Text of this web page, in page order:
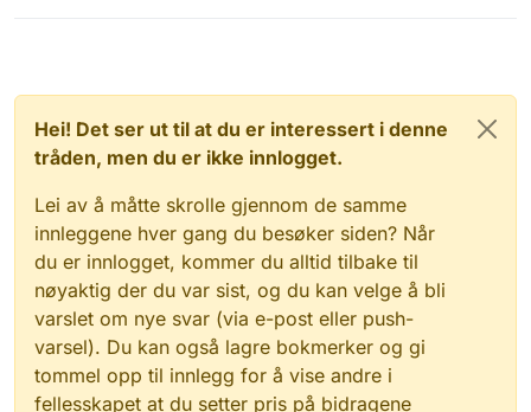
Hei! Det ser ut til at du er interessert i denne
tråden, men du er ikke innlogget.
Lei av å måtte skrolle gjennom de samme
innleggene hver gang du besøker siden? Når
du er innlogget, kommer du alltid tilbake til
nøyaktig der du var sist, og du kan velge å bli
varslet om nye svar (via e-post eller push-
varsel). Du kan også lagre bokmerker og gi
tommel opp til innlegg for å vise andre i
fellesskapet at du setter pris på bidragene